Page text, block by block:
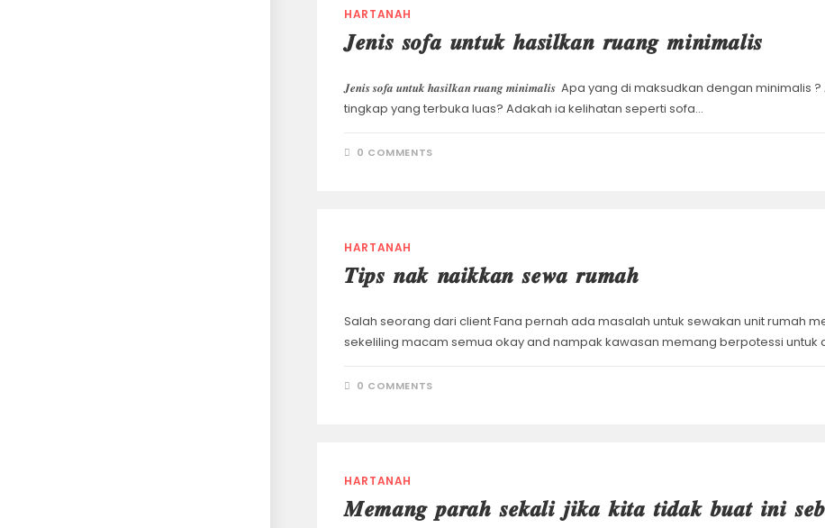
HARTANAH
𝑱𝒆𝒏𝒊𝒔 𝒔𝒐𝒇𝒂 𝒖𝒏𝒕𝒖𝒌 𝒉𝒂𝒔𝒊𝒍𝒌𝒂𝒏 𝒓𝒖𝒂𝒏𝒈 𝒎𝒊𝒏𝒊𝒎𝒂𝒍𝒊𝒔
𝑱𝒆𝒏𝒊𝒔 𝒔𝒐𝒇𝒂 𝒖𝒏𝒕𝒖𝒌 𝒉𝒂𝒔𝒊𝒍𝒌𝒂𝒏 𝒓𝒖𝒂𝒏𝒈 𝒎𝒊𝒏𝒊𝒎𝒂𝒍𝒊𝒔 Apa yang di maksudkan dengan
tingkap yang terbuka luas? Adakah ia kelihatan seperti sofa…
0 COMMENTS
HARTANAH
𝑻𝒊𝒑𝒔 𝒏𝒂𝒌 𝒏𝒂𝒊𝒌𝒌𝒂𝒏 𝒔𝒆𝒘𝒂 𝒓𝒖𝒎𝒂𝒉
Salah seorang dari client Fana pernah ada masalah untuk sewakan unit rumah
sekeliling macam semua okay and nampak kawasan memang berpotessi untuk
0 COMMENTS
HARTANAH
𝑴𝒆𝒎𝒂𝒏𝒈 𝒑𝒂𝒓𝒂𝒉 𝒔𝒆𝒌𝒂𝒍𝒊 𝒋𝒊𝒌𝒂 𝒌𝒊𝒕𝒂 𝒕𝒊𝒅𝒂𝒌 𝒃𝒖𝒂𝒕 𝒊𝒏𝒊